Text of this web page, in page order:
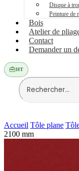
Disque à
Peinture de
Bois
Atelier de
Contact
Demander un
HT
Accueil Tôle plane
2100 mm